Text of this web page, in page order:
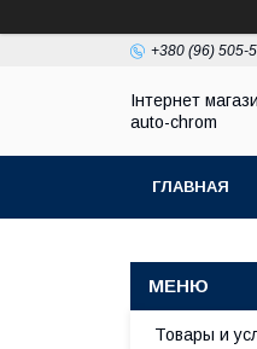
+380 (96) 505-
Інтернет
auto-chrom
ГЛАВНАЯ
Товары и